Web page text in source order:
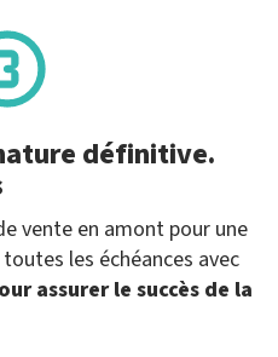
définitive.
vente en amont pour une
les échéances avec
assurer le succès de la